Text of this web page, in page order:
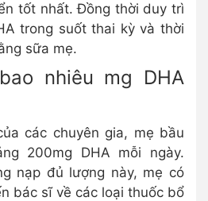
tốt nhất. Đồng thời duy trì
trong suốt thai kỳ và thời
sữa mẹ.
nhiêu mg DHA
các chuyên gia, mẹ bầu
200mg DHA mỗi ngày.
nạp đủ lượng này, mẹ có
bác sĩ về các loại thuốc bổ